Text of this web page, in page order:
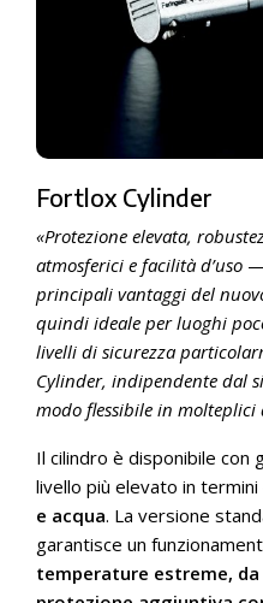
Fortlox Cylinder
«Protezione elevata,
atmosferici e facilità d’uso
principali vantaggi del
quindi ideale per luoghi
livelli di sicurezza
Cylinder, indipendente dal
modo flessibile in molteplici
Il cilindro è disponibile con
livello più elevato in termini
e acqua. La versione
garantisce un
temperature estreme, da